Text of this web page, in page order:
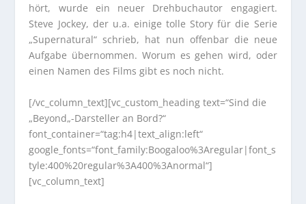
hört, wurde ein neuer Drehbuchautor engagiert.
Steve Jockey, der u.a. einige tolle Story für die Serie
„Supernatural“ schrieb, hat nun offenbar die neue
Aufgabe übernommen. Worum es gehen wird, oder
einen Namen des Films gibt es noch nicht.
[/vc_column_text][vc_custom_heading text=“Sind die
„Beyond„-Darsteller an Bord?“
font_container=“tag:h4|text_align:left“
google_fonts=“font_family:Boogaloo%3Aregular|font_s
tyle:400%20regular%3A400%3Anormal“]
[vc_column_text]